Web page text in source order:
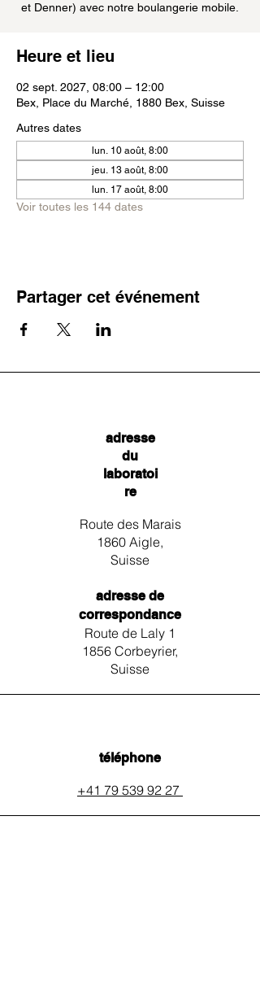
et Denner) avec notre boulangerie mobile.
Heure et lieu
02 sept. 2027, 08:00 – 12:00
Bex, Place du Marché, 1880 Bex, Suisse
Autres dates
lun. 10 août, 8:00
jeu. 13 août, 8:00
lun. 17 août, 8:00
Voir toutes les 144 dates
Partager cet événement
adresse
du
laboratoi
re
Route des Marais
1860 Aigle,
Suisse
adresse de
correspondance
Route de Laly 1
1856 Corbeyrier,
Suisse
téléphone
+41 79 539 92 27